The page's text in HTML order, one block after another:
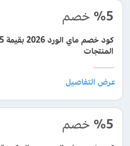
%5 خصم
المنتجات
%5 خصم